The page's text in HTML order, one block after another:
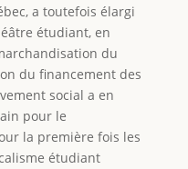
a toutefois élargi
étudiant, en
du
du financement des
social a en
pour le
la première fois les
étudiant